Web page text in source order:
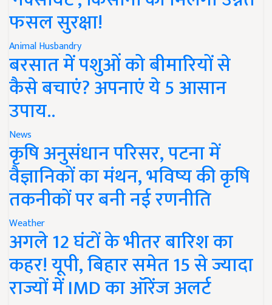
फसल सुरक्षा!
Animal Husbandry
बरसात में पशुओं को बीमारियों से
कैसे बचाएं? अपनाएं ये 5 आसान
उपाय..
News
कृषि अनुसंधान परिसर, पटना में
वैज्ञानिकों का मंथन, भविष्य की कृषि
तकनीकों पर बनी नई रणनीति
Weather
अगले 12 घंटों के भीतर बारिश का
कहर! यूपी, बिहार समेत 15 से ज्यादा
राज्यों में IMD का ऑरेंज अलर्ट